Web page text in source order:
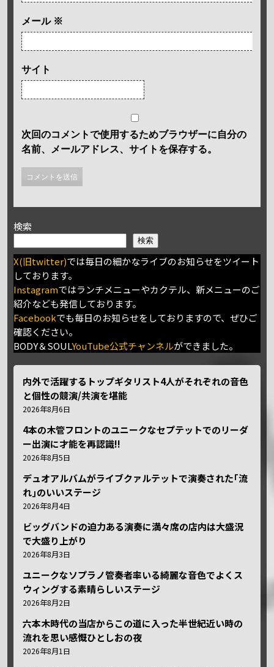
メール ※
サイト
次回のコメントで使用するためブラウザーに自分の
名前、メールアドレス、サイトを保存する。
検索
検索
X(旧twitter)では毎日の細かなライブのお知らせをツイート
しております。
Instagramではランチメニューやカクテル、新メニューのご
紹介なども発信しております。
Facebookでも毎日のお知らせをしておりますので、ぜひご
確認ください。
BODY＆SOULYouTube公式チャンネルができました。
内外で活躍するトップギタリスト4人がそれぞれの音色
と個性の競演/共演を堪能
2026年8月6日
4本の木管フロントのユニークなセプテットでのリーダ
ー出演に才能を再認識!!
2026年8月5日
デュオアルバムがライブクァルテットで演奏された｢流
れ｣のいいステージ
2026年8月4日
ビッグバンドの迫力ある演奏に満々席の店内は大盛況
で大盛り上がり
2026年8月3日
ユニークなソプラノ管奏者率いる綺麗な音色でよくス
ウィングする素晴らしいステージ
2026年8月2日
六本木時代の当店からこの道に入った半世紀近い時の
流れを思い感慨ひとしおの夜
2026年8月1日